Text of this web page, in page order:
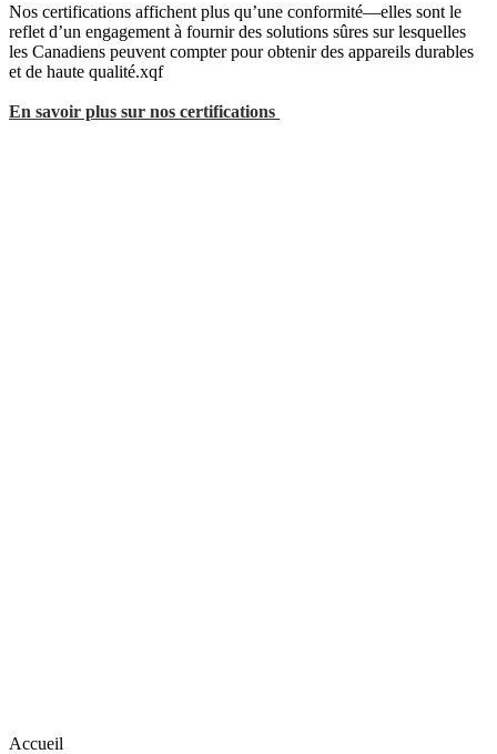
Nos certifications affichent plus qu’une conformité—elles sont le
reflet d’un engagement à fournir des solutions sûres sur lesquelles
les Canadiens peuvent compter pour obtenir des appareils durables
et de haute qualité.xqf
En savoir plus sur nos certifications
Accueil